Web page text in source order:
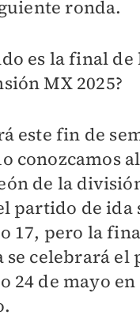
ronda.
es la final de
MX 2025?
este fin de
conozcamos
de la
partido de ida
17, pero la
se celebrará el
24 de mayo